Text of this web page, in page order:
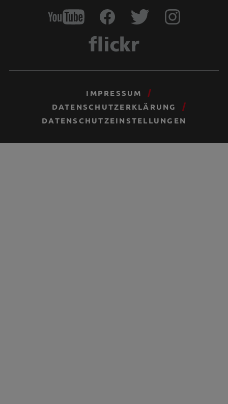
IMPRESSUM
DATENSCHUTZERKLÄRUNG
DATENSCHUTZEINSTELLUNGEN